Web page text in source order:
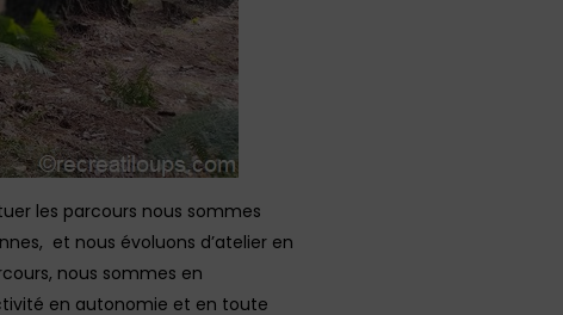
les parcours nous sommes
et nous évoluons d’atelier en
nous sommes en
en autonomie et en toute